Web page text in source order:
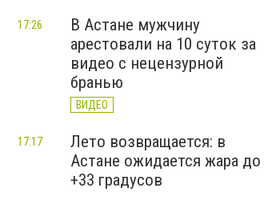
В Астане мужчину
арестовали на 10 суток за
видео с нецензурной
бранью
ВИДЕО
17:26
Лето возвращается: в
Астане ожидается жара до
+33 градусов
17:17